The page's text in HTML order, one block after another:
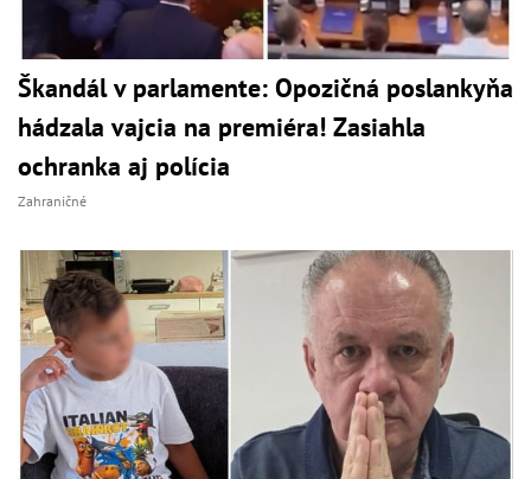
Škandál v parlamente: Opozičná poslankyňa
hádzala vajcia na premiéra! Zasiahla
ochranka aj polícia
Zahraničné